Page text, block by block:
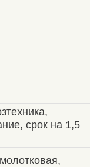
срок на 1,5